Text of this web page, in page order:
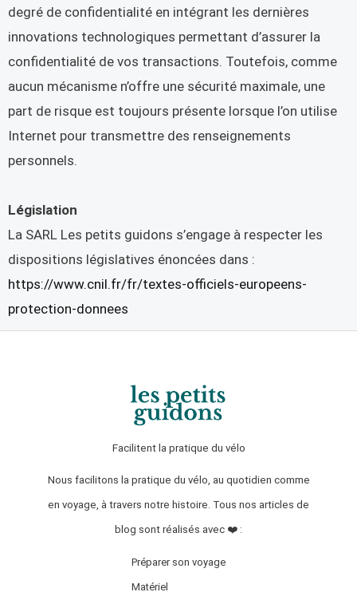
degré de confidentialité en intégrant les dernières
innovations technologiques permettant d’assurer la
confidentialité de vos transactions. Toutefois, comme
aucun mécanisme n’offre une sécurité maximale, une
part de risque est toujours présente lorsque l’on utilise
Internet pour transmettre des renseignements
personnels.
Législation
La SARL Les petits guidons s’engage à respecter les
dispositions législatives énoncées dans :
https://www.cnil.fr/fr/textes-officiels-europeens-
protection-donnees
Facilitent la pratique du vélo
Nous facilitons la pratique du vélo, au quotidien comme
en voyage, à travers notre histoire. Tous nos articles de
blog sont réalisés avec ❤️ :
Préparer son voyage
Matériel